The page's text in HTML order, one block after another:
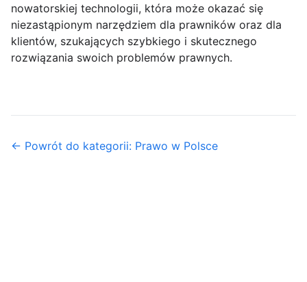
nowatorskiej technologii, która może okazać się
niezastąpionym narzędziem dla prawników oraz dla
klientów, szukających szybkiego i skutecznego
rozwiązania swoich problemów prawnych.
← Powrót do kategorii: Prawo w Polsce